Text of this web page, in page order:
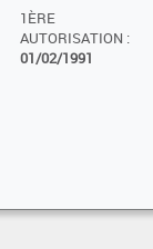
1ÈRE
AUTORISATION :
01/02/1991